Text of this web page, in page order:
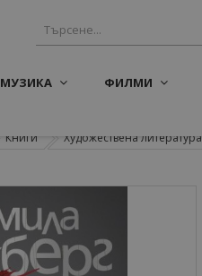
МУЗИКА ФИЛМИ
Книги Художествена литература